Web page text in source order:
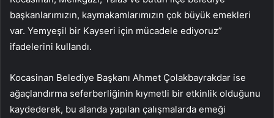
başkanlarımızın, kaymakamlarımızın çok büyük emekleri
var. Yemyeşil bir Kayseri için mücadele ediyoruz”
ifadelerini kullandı.
Kocasinan Belediye Başkanı Ahmet Çolakbayrakdar ise
ağaçlandırma seferberliğinin kıymetli bir etkinlik olduğunu
kaydederek, bu alanda yapılan çalışmalarda emeği